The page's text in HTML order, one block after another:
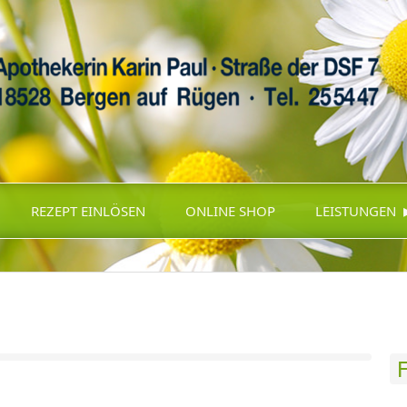
REZEPT EINLÖSEN ONLINE SHOP LEISTUNGEN